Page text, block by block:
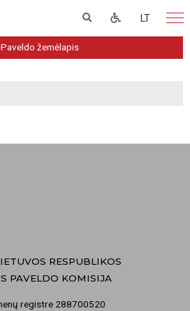
LT
žemėlapis
RESPUBLIKOS
PAVELDO KOMISIJA
registre 288700520